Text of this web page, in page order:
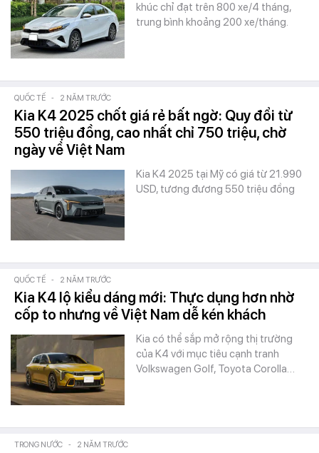
khúc chỉ đạt trên 800 xe/4 tháng,
trung bình khoảng 200 xe/tháng.
QUỐC TẾ - 2 NĂM TRƯỚC
Kia K4 2025 chốt giá rẻ bất ngờ: Quy đổi từ
550 triệu đồng, cao nhất chỉ 750 triệu, chờ
ngày về Việt Nam
Kia K4 2025 tại Mỹ có giá từ 21.990
USD, tương đương 550 triệu đồng
QUỐC TẾ - 2 NĂM TRƯỚC
Kia K4 lộ kiểu dáng mới: Thực dụng hơn nhờ
cốp to nhưng về Việt Nam dễ kén khách
Kia có thể sắp mở rộng thị trường
của K4 với mục tiêu cạnh tranh
Volkswagen Golf, Toyota Corolla…
TRONG NƯỚC - 2 NĂM TRƯỚC